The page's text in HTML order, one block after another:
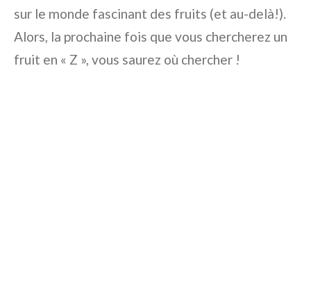
sur le monde fascinant des fruits (et au-delà!).
Alors, la prochaine fois que vous chercherez un
fruit en « Z », vous saurez où chercher !